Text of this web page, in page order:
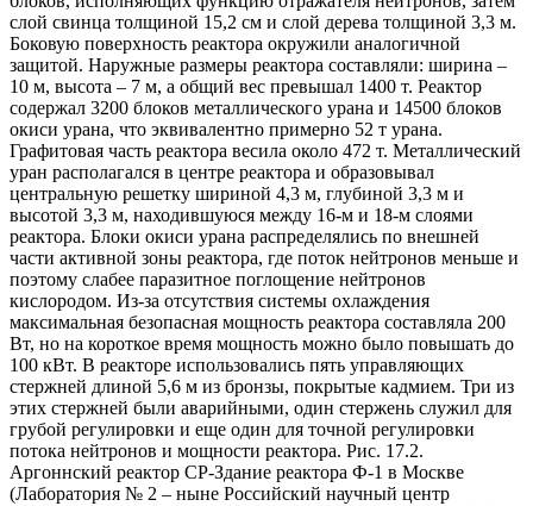
слой свинца толщиной 15,2 см и слой дерева толщиной 3,3 м.
Боковую поверхность реактора окружили аналогичной
защитой. Наружные размеры реактора составляли: ширина –
10 м, высота – 7 м, а общий вес превышал 1400 т. Реактор
содержал 3200 блоков металлического урана и 14500 блоков
окиси урана, что эквивалентно примерно 52 т урана.
Графитовая часть реактора весила около 472 т. Металлический
уран располагался в центре реактора и образовывал
центральную решетку шириной 4,3 м, глубиной 3,3 м и
высотой 3,3 м, находившуюся между 16-м и 18-м слоями
реактора. Блоки окиси урана распределялись по внешней
части активной зоны реактора, где поток нейтронов меньше и
поэтому слабее паразитное поглощение нейтронов
кислородом. Из-за отсутствия системы охлаждения
максимальная безопасная мощность реактора составляла 200
Вт, но на короткое время мощность можно было повышать до
100 кВт. В реакторе использовались пять управляющих
стержней длиной 5,6 м из бронзы, покрытые кадмием. Три из
этих стержней были аварийными, один стержень служил для
грубой регулировки и еще один для точной регулировки
потока нейтронов и мощности реактора. Рис. 17.2.
Аргоннский реактор СР-Здание реактора Ф-1 в Москве
(Лаборатория № 2 – ныне Российский научный центр